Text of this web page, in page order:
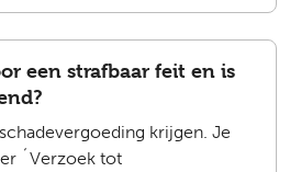
een strafbaar feit en is
krijgen. Je
´Verzoek tot